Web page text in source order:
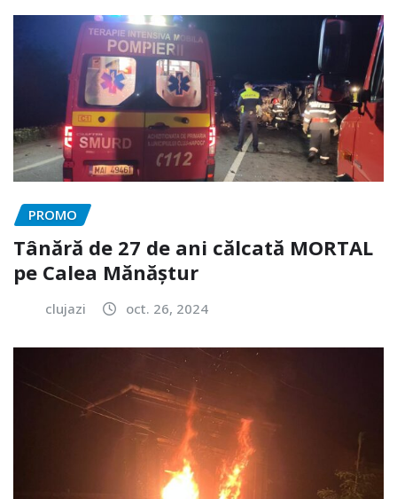
PROMO
Tânără de 27 de ani călcată MORTAL
pe Calea Mănăștur
clujazi oct. 26, 2024